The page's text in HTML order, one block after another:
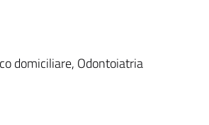
domiciliare, Odontoiatria